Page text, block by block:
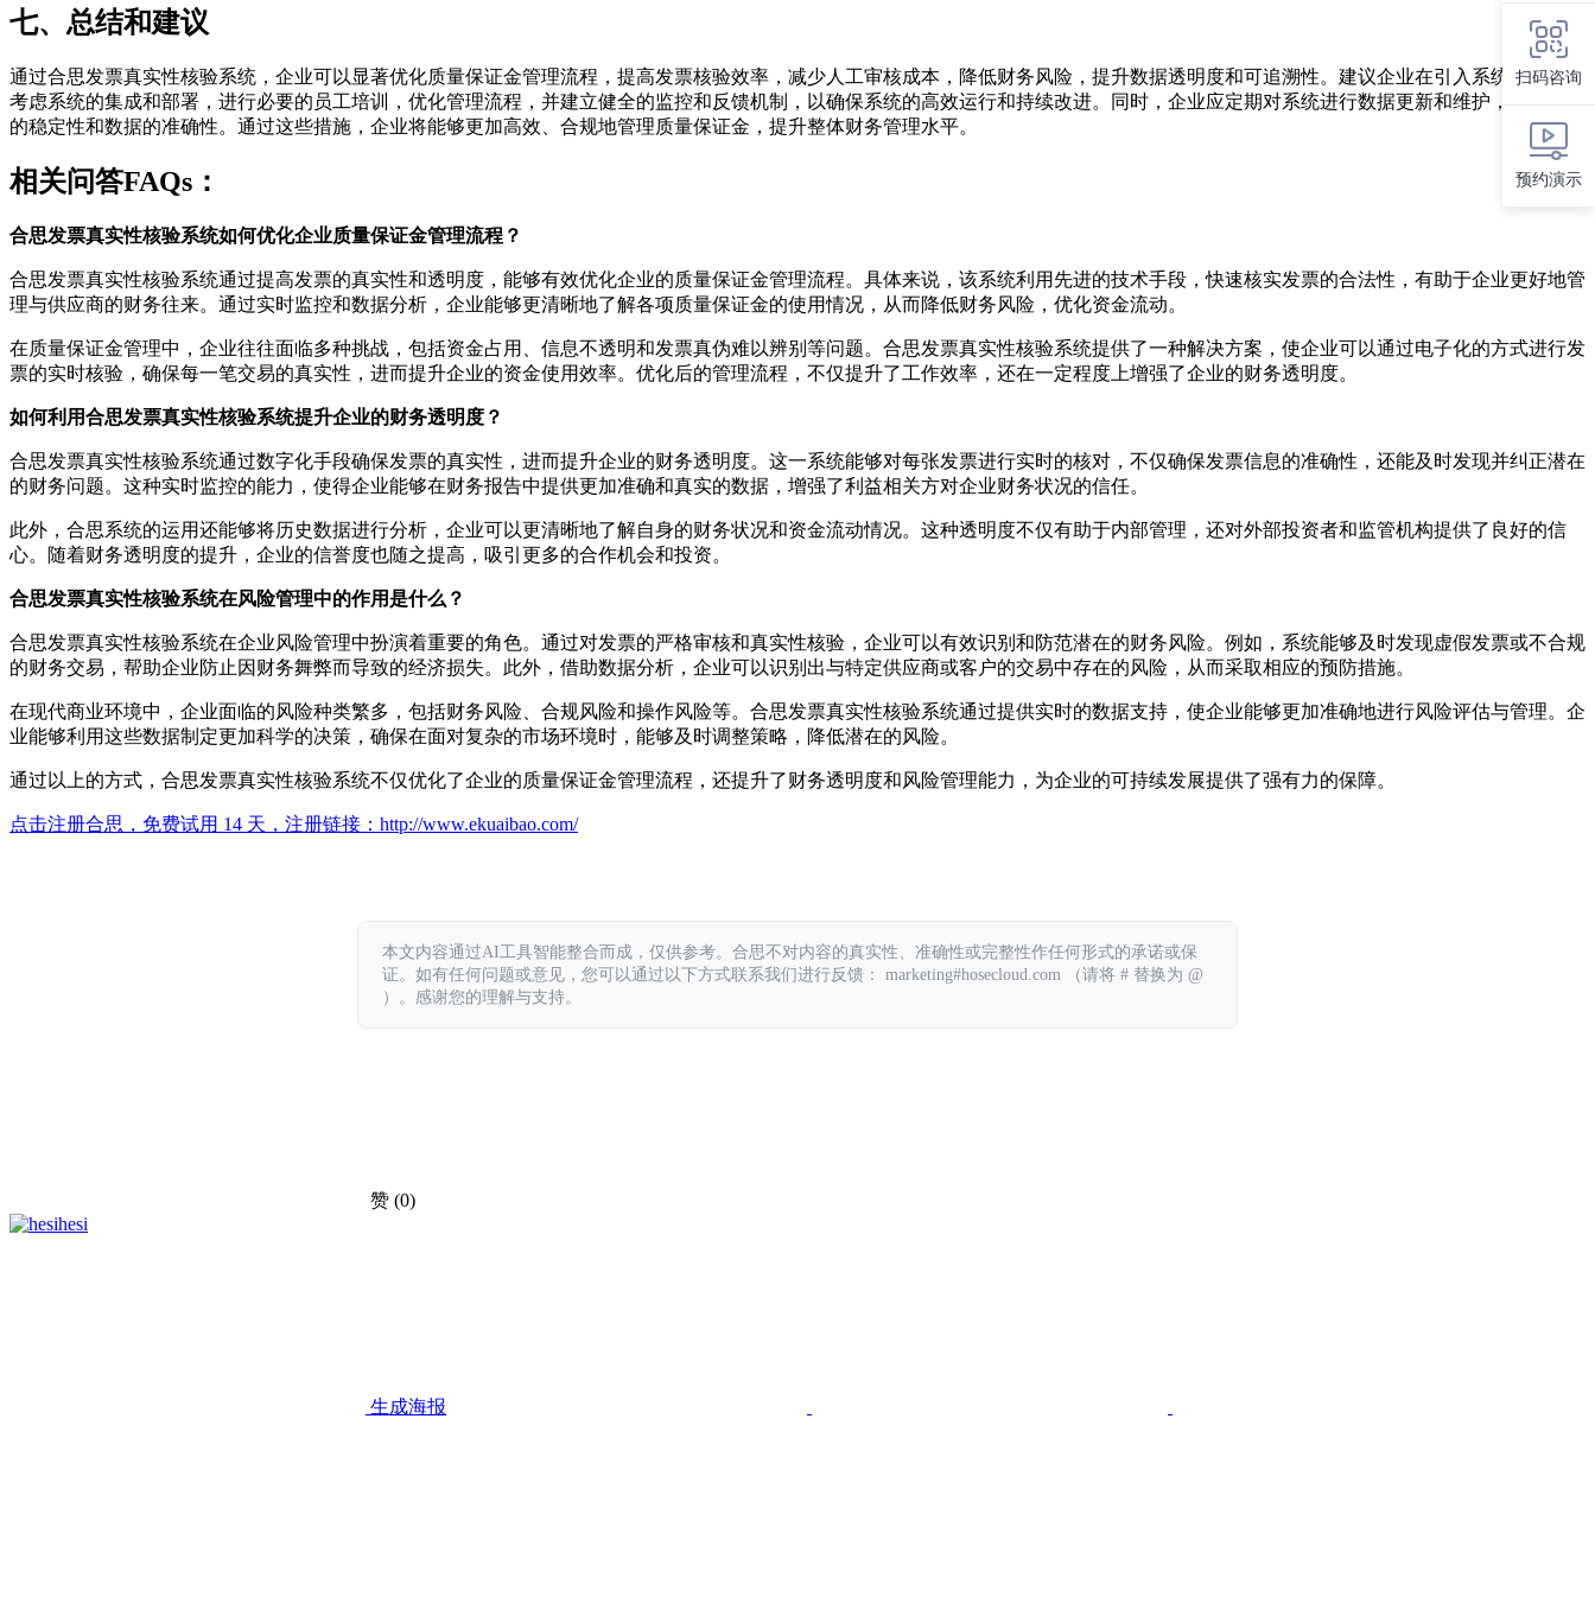
七、总结和建议
通过合思发票真实性核验系统，企业可以显著优化质量保证金管理流程，提高发票核验效率，减少人工审核成本，降低财务风险，提升数据透明度和可追溯性。建议企业在引入系统时，充分
考虑系统的集成和部署，进行必要的员工培训，优化管理流程，并建立健全的监控和反馈机制，以确保系统的高效运行和持续改进。同时，企业应定期对系统进行数据更新和维护，确保系统
的稳定性和数据的准确性。通过这些措施，企业将能够更加高效、合规地管理质量保证金，提升整体财务管理水平。
相关问答FAQs：
合思发票真实性核验系统如何优化企业质量保证金管理流程？
合思发票真实性核验系统通过提高发票的真实性和透明度，能够有效优化企业的质量保证金管理流程。具体来说，该系统利用先进的技术手段，快速核实发票的合法性，有助于企业更好地管
理与供应商的财务往来。通过实时监控和数据分析，企业能够更清晰地了解各项质量保证金的使用情况，从而降低财务风险，优化资金流动。
在质量保证金管理中，企业往往面临多种挑战，包括资金占用、信息不透明和发票真伪难以辨别等问题。合思发票真实性核验系统提供了一种解决方案，使企业可以通过电子化的方式进行发
票的实时核验，确保每一笔交易的真实性，进而提升企业的资金使用效率。优化后的管理流程，不仅提升了工作效率，还在一定程度上增强了企业的财务透明度。
如何利用合思发票真实性核验系统提升企业的财务透明度？
合思发票真实性核验系统通过数字化手段确保发票的真实性，进而提升企业的财务透明度。这一系统能够对每张发票进行实时的核对，不仅确保发票信息的准确性，还能及时发现并纠正潜在
的财务问题。这种实时监控的能力，使得企业能够在财务报告中提供更加准确和真实的数据，增强了利益相关方对企业财务状况的信任。
此外，合思系统的运用还能够将历史数据进行分析，企业可以更清晰地了解自身的财务状况和资金流动情况。这种透明度不仅有助于内部管理，还对外部投资者和监管机构提供了良好的信
心。随着财务透明度的提升，企业的信誉度也随之提高，吸引更多的合作机会和投资。
合思发票真实性核验系统在风险管理中的作用是什么？
合思发票真实性核验系统在企业风险管理中扮演着重要的角色。通过对发票的严格审核和真实性核验，企业可以有效识别和防范潜在的财务风险。例如，系统能够及时发现虚假发票或不合规
的财务交易，帮助企业防止因财务舞弊而导致的经济损失。此外，借助数据分析，企业可以识别出与特定供应商或客户的交易中存在的风险，从而采取相应的预防措施。
在现代商业环境中，企业面临的风险种类繁多，包括财务风险、合规风险和操作风险等。合思发票真实性核验系统通过提供实时的数据支持，使企业能够更加准确地进行风险评估与管理。企
业能够利用这些数据制定更加科学的决策，确保在面对复杂的市场环境时，能够及时调整策略，降低潜在的风险。
通过以上的方式，合思发票真实性核验系统不仅优化了企业的质量保证金管理流程，还提升了财务透明度和风险管理能力，为企业的可持续发展提供了强有力的保障。
点击注册合思，免费试用 14 天，注册链接： http://www.ekuaibao.com/
本文内容通过AI工具智能整合而成，仅供参考。合思不对内容的真实性、准确性或完整性作任何形式的承诺或保
证。如有任何问题或意见，您可以通过以下方式联系我们进行反馈： marketing#hosecloud.com （请将 # 替换为 @
）。感谢您的理解与支持。
赞 (0)
hesi
生成海报
扫码咨询
预约演示